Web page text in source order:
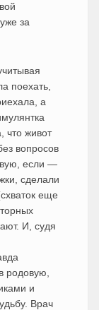
за
поехать,
а
что живот
вопросов
если —
сделали
еще
И, судя
родовую,
и
Врач